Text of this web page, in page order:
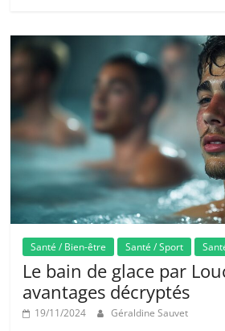
Santé / Bien-être Santé / Sport
Le bain de glace par
avantages décryptés
19/11/2024 Géraldine Sauvet